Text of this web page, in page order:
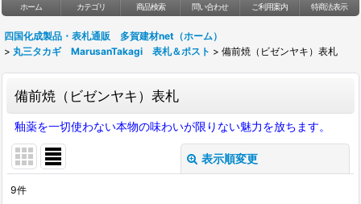
ホーム カテゴリ 商品検索 問い合わせ ご利用案内 特商法表示
四国化成製品・表札通販 多賀建材net（ホーム）
> 丸三タカギ MarusanTakagi 表札＆ポスト > 備前焼（ビゼンヤキ）表札
備前焼（ビゼンヤキ）表札
釉薬を一切使わない本物の味わいが限りない魅力を放ちます。
表示順変更
9件